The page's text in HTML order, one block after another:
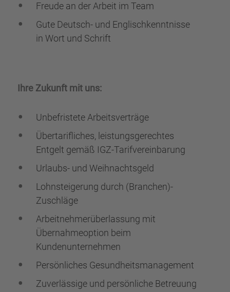
Freude an der Arbeit im Team
Gute Deutsch- und Englischkenntnisse
in Wort und Schrift
Ihre Zukunft mit uns:
Unbefristete Arbeitsverträge
Übertarifliches, leistungsgerechtes
Entgelt gemäß IGZ-Tarifvereinbarung
Urlaubs- und Weihnachtsgeld
Lohnsteigerung durch (Branchen)-
Zuschläge
Arbeitnehmerüberlassung mit
Übernahmeoption beim
Kundenunternehmen
Persönliches Gesundheitsmanagement
Zuverlässige und persönliche Betreuung